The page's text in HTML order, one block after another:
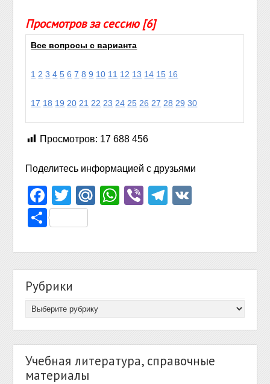
Просмотров за сессию [6]
Все вопросы с варианта
1 2 3 4 5 6 7 8 9 10 11 12 13 14 15 16
17 18 19 20 21 22 23 24 25 26 27 28 29 30
Просмотров: 17 688 456
Поделитесь информацией с друзьями
Facebook
TwitterMail.Ru
WhatsApp
ViberTelegram
Отправить
Рубрики
Учебная литература, справочные
материалы